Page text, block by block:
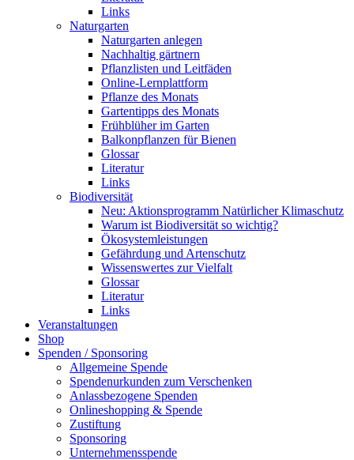
Links
Naturgarten
Naturgarten anlegen
Nachhaltig gärtnern
Pflanzlisten und Leitfäden
Online-Lernplattform
Pflanze des Monats
Gartentipps des Monats
Frühblüher im Garten
Balkonpflanzen für Bienen
Glossar
Literatur
Links
Biodiversität
Neu: Aktionsprogramm Natürlicher Klimaschutz
Warum ist Biodiversität so wichtig?
Ökosystemleistungen
Gefährdung und Artenschutz
Wissenswertes zur Vielfalt
Glossar
Literatur
Links
Veranstaltungen
Shop
Spenden / Sponsoring
Allgemeine Spende
Spendenurkunden zum Verschenken
Anlassbezogene Spenden
Onlineshopping & Spende
Zustiftung
Sponsoring
Unternehmensspende